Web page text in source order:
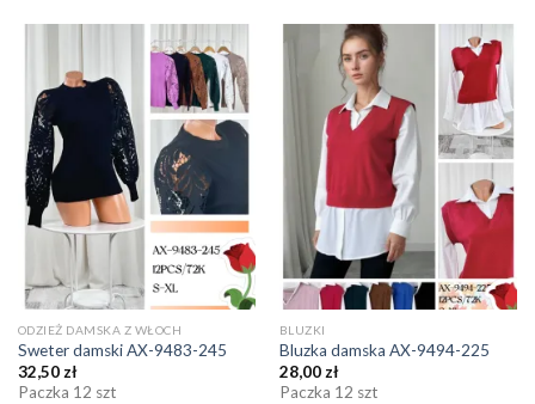
ODZIEŻ DAMSKA Z WŁOCH
Sweter damski AX-9483-245
32,50zł
Paczka 12 szt
BLUZKI
Bluzka damska AX-9494-225
28,00zł
Paczka 12 szt